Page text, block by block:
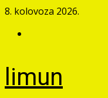
Skip
content
8. kolovoza 2026.
limun